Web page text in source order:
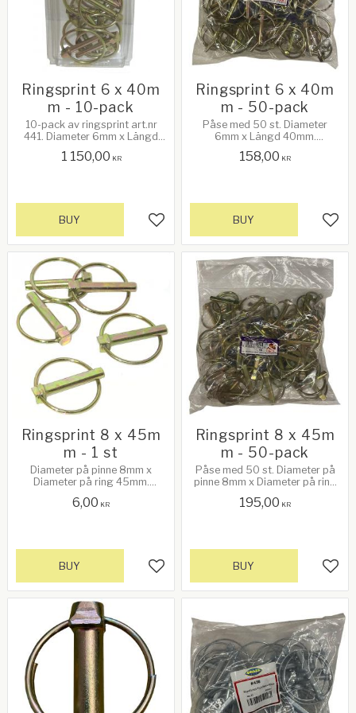
Ringsprint 6 x 40m
m - 10-pack
10-pack av ringsprint art.nr
441. Diameter 6mm x Längd
1 150,00 KR
Add to favorites
BUY
Ringsprint 6 x 40m
m - 50-pack
Påse med 50 st. Diameter
6mm x Längd 40mm.
158,00 KR
BUY
Ringsprint 8 x 45m
m - 1 st
Diameter på pinne 8mm x
Diameter på ring 45mm.
6,00 KR
Add to favorites
BUY
Ringsprint 8 x 45m
m - 50-pack
Påse med 50 st. Diameter på
pinne 8mm x Diameter på ring
ringen: 41mm
195,00 KR
BUY